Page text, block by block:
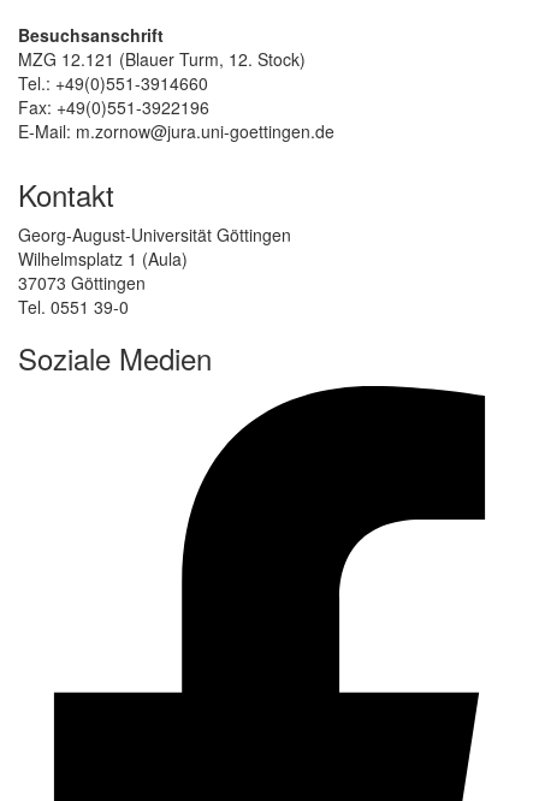
Besuchsanschrift
MZG 12.121 (Blauer Turm, 12. Stock)
Tel.: +49(0)551-3914660
Fax: +49(0)551-3922196
E-Mail: m.zornow@jura.uni-goettingen.de
Kontakt
Georg-August-Universität Göttingen
Wilhelmsplatz 1 (Aula)
37073 Göttingen
Tel. 0551 39-0
Soziale Medien